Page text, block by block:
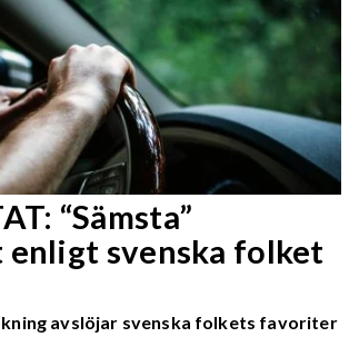
“Sämsta”
enligt svenska folket
avslöjar svenska folkets favoriter